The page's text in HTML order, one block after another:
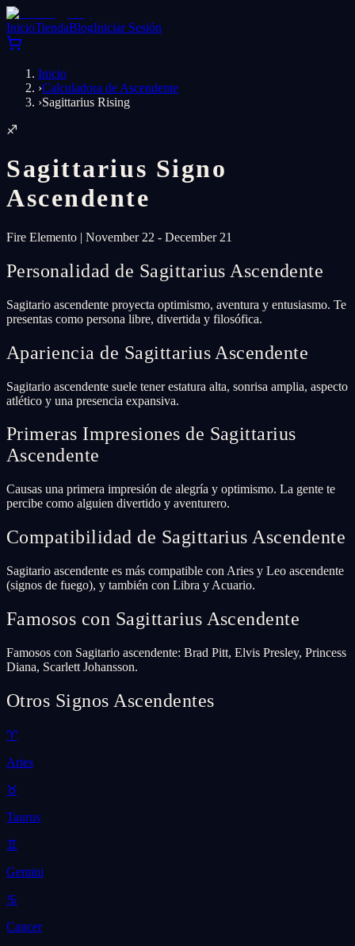
InicioTiendaBlogIniciar Sesión
Inicio
›Calculadora de Ascendente
›Sagittarius Rising
♐
Sagittarius Signo
Ascendente
Fire Elemento | November 22 - December 21
Personalidad de Sagittarius Ascendente
Sagitario ascendente proyecta optimismo, aventura y entusiasmo. Te
presentas como persona libre, divertida y filosófica.
Apariencia de Sagittarius Ascendente
Sagitario ascendente suele tener estatura alta, sonrisa amplia, aspecto
atlético y una presencia expansiva.
Primeras Impresiones de Sagittarius
Ascendente
Causas una primera impresión de alegría y optimismo. La gente te
percibe como alguien divertido y aventurero.
Compatibilidad de Sagittarius Ascendente
Sagitario ascendente es más compatible con Aries y Leo ascendente
(signos de fuego), y también con Libra y Acuario.
Famosos con Sagittarius Ascendente
Famosos con Sagitario ascendente: Brad Pitt, Elvis Presley, Princess
Diana, Scarlett Johansson.
Otros Signos Ascendentes
♈
Aries
♉
Taurus
♊
Gemini
♋
Cancer